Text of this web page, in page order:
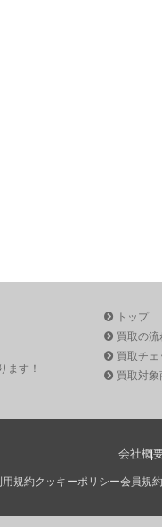
ます！
トップ
買取の流
買取チェ
買取対象
会社概
用規約クッキーポリシー会員規約